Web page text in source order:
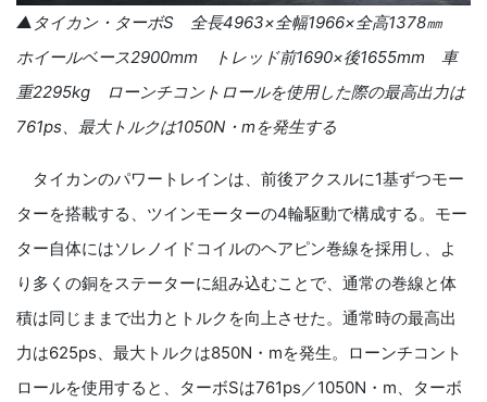
▲タイカン・ターボS 全長4963×全幅1966×全高1378㎜
ホイールベース2900mm トレッド前1690×後1655mm 車
重2295kg ローンチコントロールを使用した際の最高出力は
761ps、最大トルクは1050N ・ mを発生する
タイカンのパワートレインは、前後アクスルに1基ずつモー
ターを搭載する、ツインモーターの4輪駆動で構成する。モー
ター自体にはソレノイドコイルのヘアピン巻線を採用し、よ
り多くの銅をステーターに組み込むことで、通常の巻線と体
積は同じままで出力とトルクを向上させた。通常時の最高出
力は625ps、最大トルクは850N・mを発生。ローンチコント
ロールを使用すると、ターボSは761ps／1050N・m、ターボ